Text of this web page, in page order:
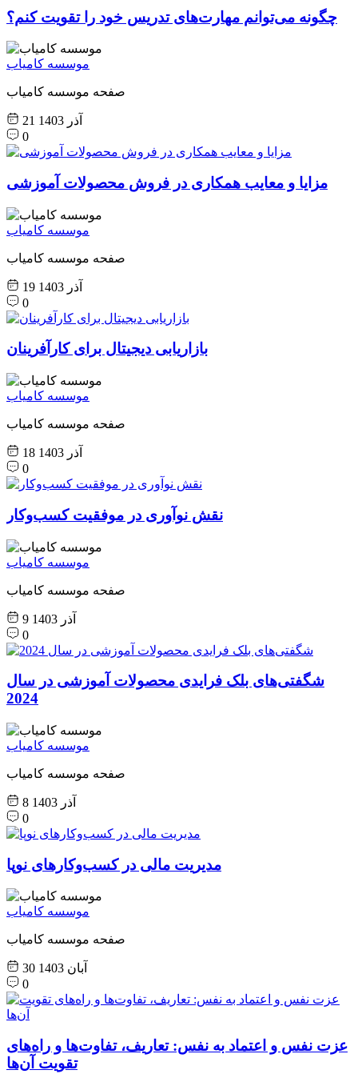
چگونه می‌توانم مهارت‌های تدریس خود را تقویت کنم؟
موسسه کامیاب
صفحه موسسه کامیاب
21 آذر 1403
0
مزایا و معایب همکاری در فروش محصولات آموزشی
موسسه کامیاب
صفحه موسسه کامیاب
19 آذر 1403
0
بازاریابی دیجیتال برای کارآفرینان
موسسه کامیاب
صفحه موسسه کامیاب
18 آذر 1403
0
نقش نوآوری در موفقیت کسب‌وکار
موسسه کامیاب
صفحه موسسه کامیاب
9 آذر 1403
0
شگفتی‌های بلک فرایدی محصولات آموزشی در سال
2024
موسسه کامیاب
صفحه موسسه کامیاب
8 آذر 1403
0
مدیریت مالی در کسب‌وکارهای نوپا
موسسه کامیاب
صفحه موسسه کامیاب
30 آبان 1403
0
عزت نفس و اعتماد به نفس: تعاریف، تفاوت‌ها و راه‌های
تقویت آن‌ها